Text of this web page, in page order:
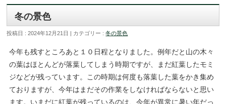
冬の景色
投稿日 : 2024年12月21日 | カテゴリー :冬の景色
今年も残すところあと１０日程となりました。例年だと山の木々
の葉はほとんどが落葉してしまう時期ですが、まだ紅葉したモミ
ジなどが残っています。この時期は何度も落葉した葉をかき集め
ておりますが、今年はまだその作業をしなければならないと思い
ます。いまだに紅葉が残っているのは、今年が異常に暑い年だっ